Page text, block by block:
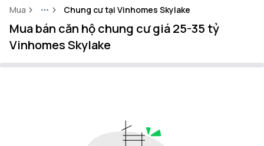
Mua MoreChung cư tại Vinhomes Skylake
Mua bán căn hộ chung cư giá 25-35 tỷ
Vinhomes Skylake